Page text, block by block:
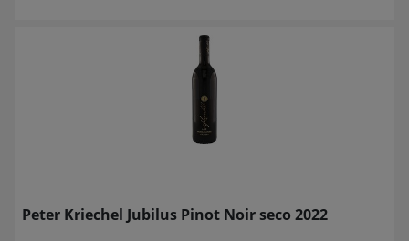
Peter Kriechel Jubilus Pinot Noir seco 2022